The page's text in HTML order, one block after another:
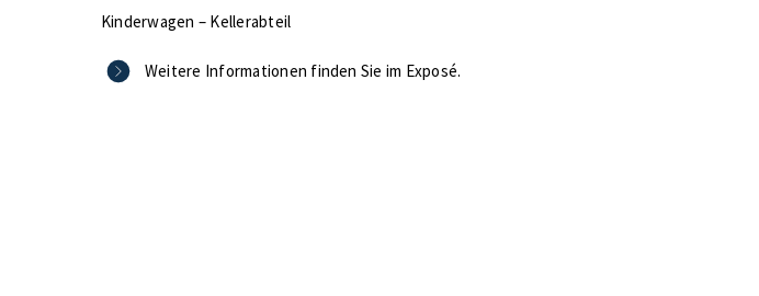
Kinderwagen – Kellerabteil
Weitere Informationen finden Sie im Exposé.